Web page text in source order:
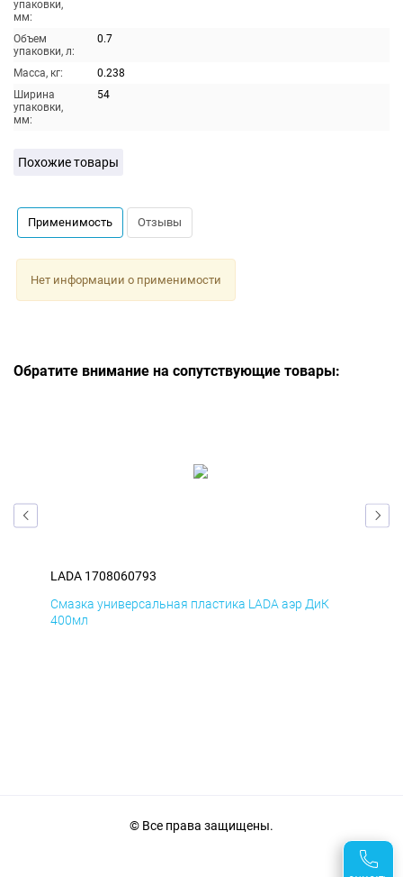
упаковки,
мм:
Объем
упаковки, л:
0.7
Масса, кг:
0.238
Ширина
упаковки,
мм:
54
Похожие товары
Применимость Отзывы
Нет информации о применимости
Обратите внимание на сопутствующие товары:
LADA 1708060793
Смазка универсальная пластика LADA аэр ДиК
400мл
© Все права защищены.